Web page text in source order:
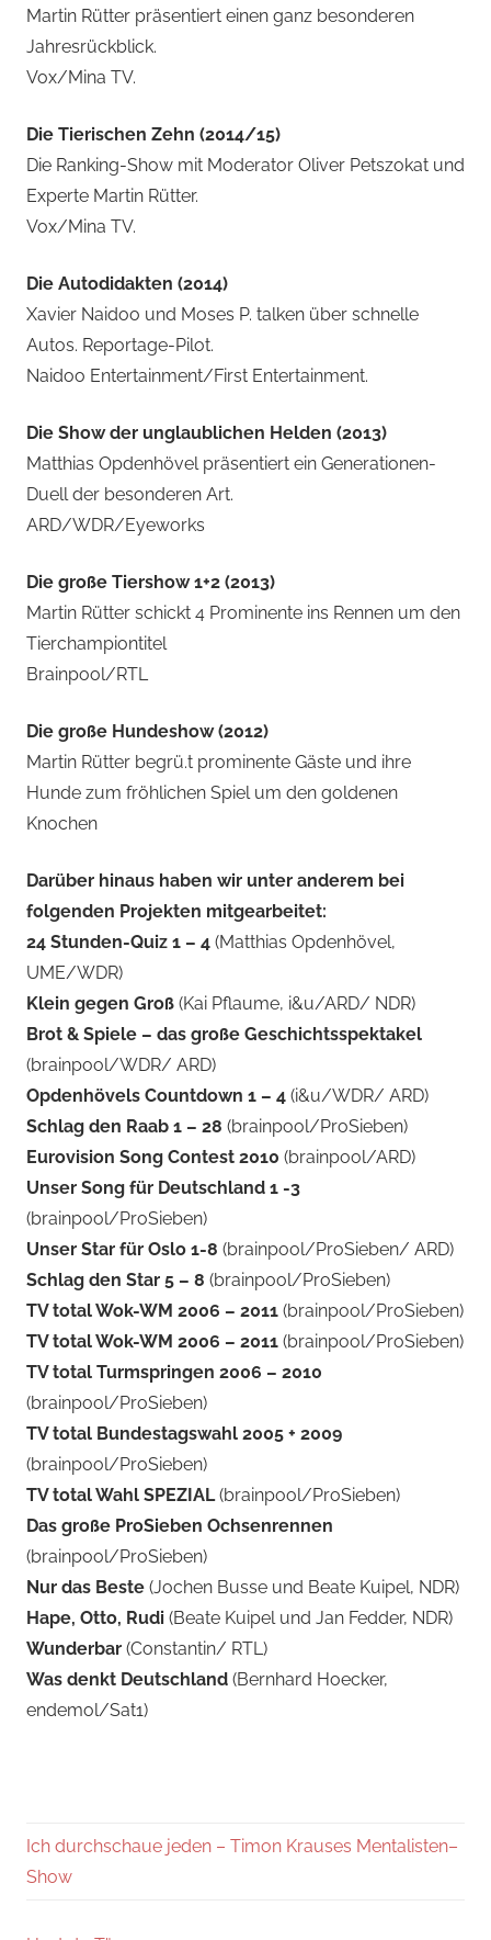
Martin Rütter präsentiert einen ganz besonderen
Jahresrückblick.
Vox/Mina TV.
Die Tierischen Zehn (2014/15)
Die Ranking-Show mit Moderator Oliver Petszokat und
Experte Martin Rütter.
Vox/Mina TV.
Die Autodidakten (2014)
Xavier Naidoo und Moses P. talken über schnelle
Autos. Reportage-Pilot.
Naidoo Entertainment/First Entertainment.
Die Show der unglaublichen Helden (2013)
Matthias Opdenhövel präsentiert ein Generationen-
Duell der besonderen Art.
ARD/WDR/Eyeworks
Die große Tiershow 1+2 (2013)
Martin Rütter schickt 4 Prominente ins Rennen um den
Tierchampiontitel
Brainpool/RTL
Die große Hundeshow (2012)
Martin Rütter begrü.t prominente Gäste und ihre
Hunde zum fröhlichen Spiel um den goldenen
Knochen
Darüber hinaus haben wir unter anderem bei
folgenden Projekten mitgearbeitet:
24 Stunden-Quiz 1 – 4 (Matthias Opdenhövel,
UME/WDR)
Klein gegen Groß (Kai Pflaume, i&u/ARD/ NDR)
Brot & Spiele – das große Geschichtsspektakel
(brainpool/WDR/ ARD)
Opdenhövels Countdown 1 – 4 (i&u/WDR/ ARD)
Schlag den Raab 1 – 28 (brainpool/ProSieben)
Eurovision Song Contest 2010 (brainpool/ARD)
Unser Song für Deutschland 1 -3
(brainpool/ProSieben)
Unser Star für Oslo 1-8 (brainpool/ProSieben/ ARD)
Schlag den Star 5 – 8 (brainpool/ProSieben)
TV total Wok-WM 2006 – 2011 (brainpool/ProSieben)
TV total Wok-WM 2006 – 2011 (brainpool/ProSieben)
TV total Turmspringen 2006 – 2010
(brainpool/ProSieben)
TV total Bundestagswahl 2005 + 2009
(brainpool/ProSieben)
TV total Wahl SPEZIAL(brainpool/ProSieben)
Das große ProSieben Ochsenrennen
(brainpool/ProSieben)
Nur das Beste (Jochen Busse und Beate Kuipel, NDR)
Hape, Otto, Rudi (Beate Kuipel und Jan Fedder, NDR)
Wunderbar (Constantin/ RTL)
Was denkt Deutschland (Bernhard Hoecker,
endemol/Sat1)
Ich durchschaue jeden – Timon Krauses Mentalisten–
Show